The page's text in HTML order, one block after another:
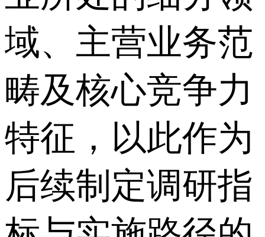
域、主营业务范
畴及核心竞争力
特征，以此作为
后续制定调研指